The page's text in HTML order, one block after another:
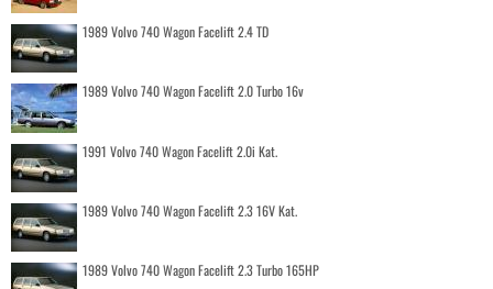
1989 Volvo 740 Wagon Facelift 2.4 TD
1989 Volvo 740 Wagon Facelift 2.0 Turbo 16v
1991 Volvo 740 Wagon Facelift 2.0i Kat.
1989 Volvo 740 Wagon Facelift 2.3 16V Kat.
1989 Volvo 740 Wagon Facelift 2.3 Turbo 165HP